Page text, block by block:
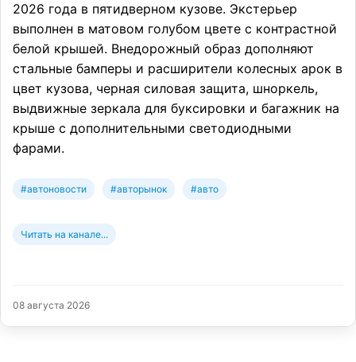
2026 года в пятидверном кузове. Экстерьер
выполнен в матовом голубом цвете с контрастной
белой крышей. Внедорожный образ дополняют
стальные бамперы и расширители колесных арок в
цвет кузова, черная силовая защита, шноркель,
выдвижные зеркала для буксировки и багажник на
крыше с дополнительными светодиодными
фарами.
#автоновости #авторынок #авто
Читать на канале...
08 августа 2026